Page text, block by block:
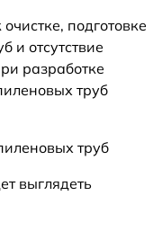
подготовке
и отсутствие
разработке
труб
труб
выглядеть